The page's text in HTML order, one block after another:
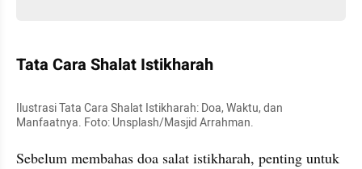
Tata Cara Shalat Istikharah
Ilustrasi Tata Cara Shalat Istikharah: Doa, Waktu, dan
Manfaatnya. Foto: Unsplash/Masjid Arrahman.
Sebelum membahas doa salat istikharah, penting untuk